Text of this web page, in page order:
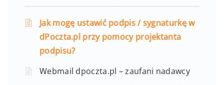
Jak mogę ustawić podpis / sygnaturkę w
dPoczta.pl przy pomocy projektanta
podpisu?
Webmail dpoczta.pl – zaufani nadawcy